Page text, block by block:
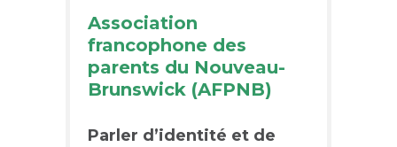
Association
francophone des
parents du Nouveau-
Brunswick (AFPNB)
Parler d’identité et de